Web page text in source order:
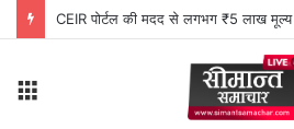
CEIR पोर्टल की मदद से लगभग ₹5 लाख